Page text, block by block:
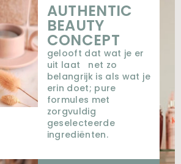
AUTHENTIC
BEAUTY
CONCEPT
gelooft dat wat je er
uit laat ⁠ net zo
belangrijk is als wat je
erin doet; pure
formules met
zorgvuldig
geselecteerde
ingrediënten.⁠